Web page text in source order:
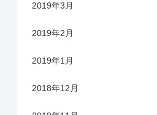
2019年3月
2019年2月
2019年1月
2018年12月